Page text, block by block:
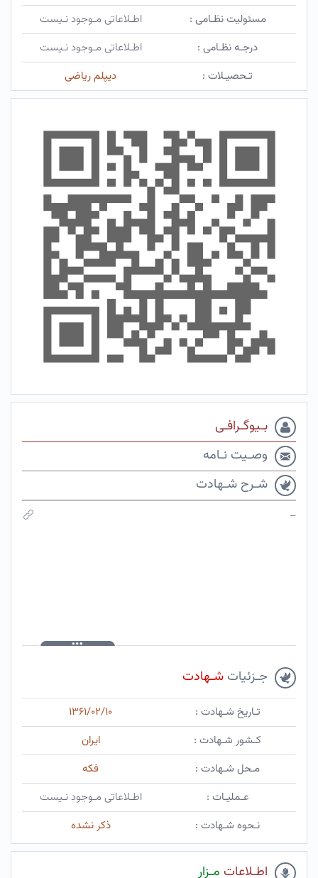
مسئولیت نظـامی :
اطـلاعاتی مـوجود نـیست
درجـه نظـامی :
اطـلاعاتی مـوجود نـیست
تـحصیـلات :
دیپلم ریاضی
بـیوگـرافـی
وصـیت نـامه
شـرح شـهادت
–
جـزئیات شـهادت
تـاریخ شـهادت :
۱۳۶۱/۰۲/۱۰
کـشور شـهادت :
ایران
مـحل شـهادت :
فکه
عـملیـات :
اطـلاعاتی مـوجود نـیست
نـحوه شـهادت :
ذکر نشده
اطـلاعات مـزار